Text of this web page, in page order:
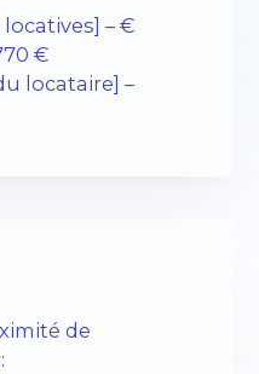
– €
€
locataire] –
de